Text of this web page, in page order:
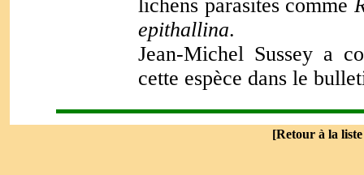
lichens parasites comme
epithallina.
Jean-Michel Sussey a
cette espèce dans le
[Retour à la liste